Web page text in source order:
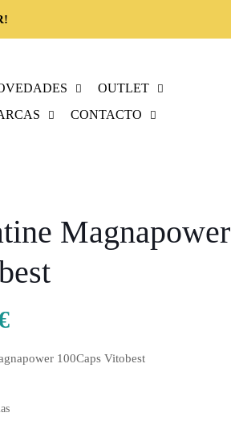
OUTLET
CONTACTO
100Caps Vitobest